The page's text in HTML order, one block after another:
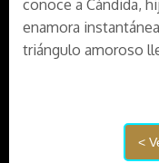
conoce a Cándida,
enamora
triángulo amoroso